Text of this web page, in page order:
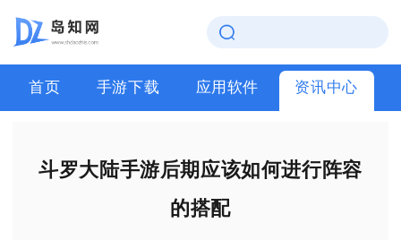
首页 手游下载 应用软件 资讯中心
斗罗大陆手游后期应该如何进行阵容
的搭配